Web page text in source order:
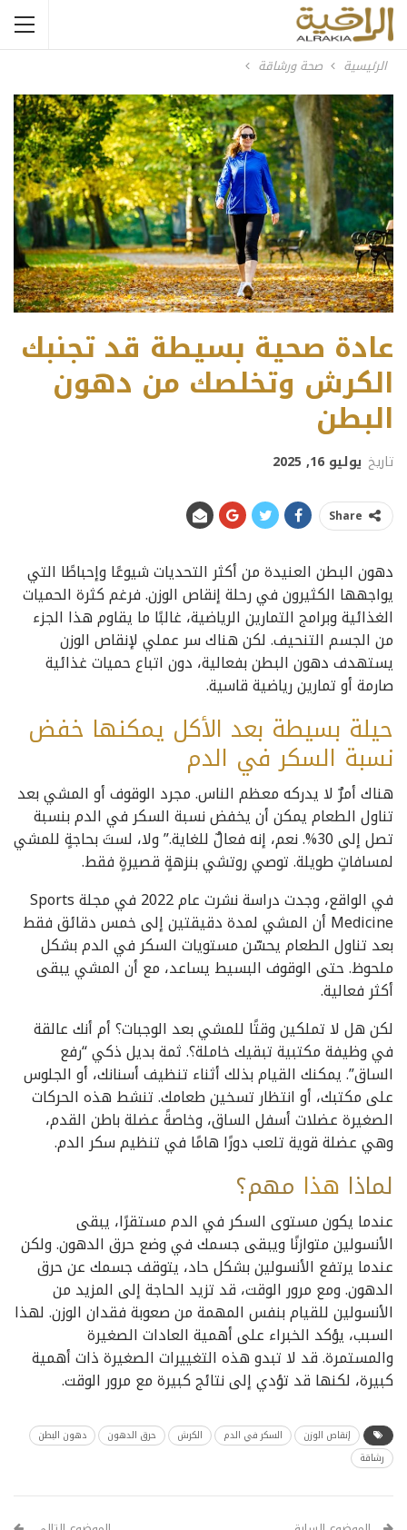
الرئيسية صحة ورشاقة
عادة صحية بسيطة قد تجنبك
الكرش وتخلصك من دهون
البطن
تاريخ يوليو 16, 2025
Share
دهون البطن العنيدة من أكثر التحديات شيوعًا وإحباطًا التي
يواجهها الكثيرون في رحلة إنقاص الوزن. فرغم كثرة الحميات
الغذائية وبرامج التمارين الرياضية، غالبًا ما يقاوم هذا الجزء
من الجسم التنحيف. لكن هناك سر عملي لإنقاص الوزن
يستهدف دهون البطن بفعالية، دون اتباع حميات غذائية
صارمة أو تمارين رياضية قاسية.
حيلة بسيطة بعد الأكل يمكنها خفض
نسبة السكر في الدم
هناك أمرٌ لا يدركه معظم الناس. مجرد الوقوف أو المشي بعد
تناول الطعام يمكن أن يخفض نسبة السكر في الدم بنسبة
تصل إلى 30%. نعم، إنه فعالٌ للغاية.” ولا، لستَ بحاجةٍ للمشي
لمسافاتٍ طويلة. توصي روتشي بنزهةٍ قصيرةٍ فقط.
في الواقع، وجدت دراسة نشرت عام 2022 في مجلة Sports
Medicine أن المشي لمدة دقيقتين إلى خمس دقائق فقط
بعد تناول الطعام يحسّن مستويات السكر في الدم بشكل
ملحوظ. حتى الوقوف البسيط يساعد، مع أن المشي يبقى
أكثر فعالية.
لكن هل لا تملكين وقتًا للمشي بعد الوجبات؟ أم أنك عالقة
في وظيفة مكتبية تبقيك خاملة؟. ثمة بديل ذكي “رفع
الساق”. يمكنك القيام بذلك أثناء تنظيف أسنانك، أو الجلوس
على مكتبك، أو انتظار تسخين طعامك. تنشط هذه الحركات
الصغيرة عضلات أسفل الساق، وخاصةً عضلة باطن القدم،
وهي عضلة قوية تلعب دورًا هامًا في تنظيم سكر الدم.
لماذا هذا مهم؟
عندما يكون مستوى السكر في الدم مستقرًا، يبقى
الأنسولين متوازنًا ويبقى جسمك في وضع حرق الدهون. ولكن
عندما يرتفع الأنسولين بشكل حاد، يتوقف جسمك عن حرق
الدهون. ومع مرور الوقت، قد تزيد الحاجة إلى المزيد من
الأنسولين للقيام بنفس المهمة من صعوبة فقدان الوزن. لهذا
السبب، يؤكد الخبراء على أهمية العادات الصغيرة
والمستمرة. قد لا تبدو هذه التغييرات الصغيرة ذات أهمية
كبيرة، لكنها قد تؤدي إلى نتائج كبيرة مع مرور الوقت.
إنقاص الوزن السكر في الدم الكرش حرق الدهون
دهون البطن
رشاقة